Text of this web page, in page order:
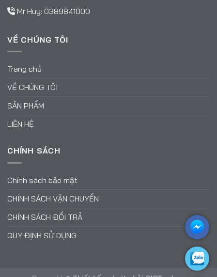
Mr Huy: 0389841000
VỀ CHÚNG TÔI
Trang chủ
VỀ CHÚNG TÔI
SẢN PHẨM
LIÊN HỆ
CHÍNH SÁCH
Chính sách bảo mật
CHÍNH SÁCH VẬN CHUYỂN
CHÍNH SÁCH ĐỔI TRẢ
QUY ĐỊNH SỬ DỤNG